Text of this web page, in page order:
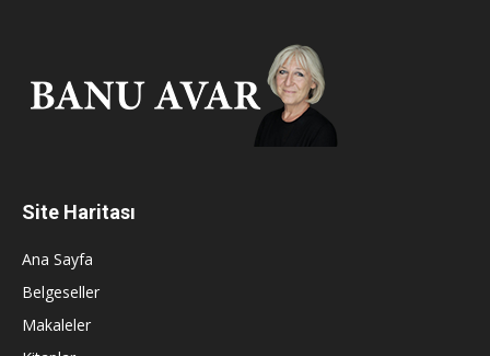
Site Haritası
Ana Sayfa
Belgeseller
Makaleler